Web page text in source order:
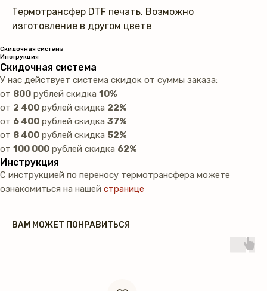
Термотрансфер DTF печать. Возможно
изготовление в другом цвете
Скидочная система
Инструкция
Скидочная система
У нас действует система скидок от суммы заказа:
от 800 рублей скидка 10%
от 2 400 рублей скидка 22%
от 6 400 рублей скидка 37%
от 8 400 рублей скидка 52%
от 100 000 рублей скидка 62%
Инструкция
С инструкцией по переносу термотрансфера можете
ознакомиться на нашей странице
ВАМ МОЖЕТ ПОНРАВИТЬСЯ